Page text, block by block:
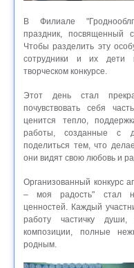
В Филиале
праздник, посвященный
Чтобы разделить эту
сотрудники и их дети
творческом конкурсе.
Этот день стал
почувствовать себя
ценится тепло,
работы, созданные с
поделиться тем, что
они видят свою любовь и
Организованный конкурс
– моя радость" стал
ценностей. Каждый
работу частичку
композиции, полные
родным.